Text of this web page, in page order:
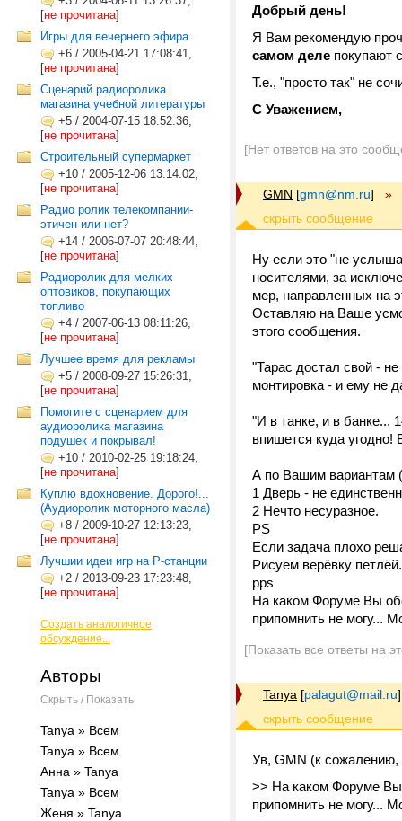
[не прочитана]
Игры для вечернего эфира
+6 / 2005-04-21 17:08:41,
[не прочитана]
Сценарий радиоролика
магазина учебной литературы
+5 / 2004-07-15 18:52:36,
[не прочитана]
Строительный супермаркет
+10 / 2005-12-06 13:14:02,
[не прочитана]
Радио ролик телекомпании-
этичен или нет?
+14 / 2006-07-07 20:48:44,
[не прочитана]
Радиоролик для мелких
оптовиков, покупающих
топливо
+4 / 2007-06-13 08:11:26,
[не прочитана]
Лучшее время для рекламы
+5 / 2008-09-27 15:26:31,
[не прочитана]
Помогите с сценарием для
аудиоролика магазина
подушек и покрывал!
+10 / 2010-02-25 19:18:24,
[не прочитана]
Куплю вдохновение. Дорого!...
(Аудиоролик моторного масла)
+8 / 2009-10-27 12:13:23,
[не прочитана]
Лучшии идеи игр на Р-станции
+2 / 2013-09-23 17:23:48,
[не прочитана]
Создать аналогичное
обсуждение...
Авторы
Скрыть / Показать
Tanya » Всем
Tanya » Всем
Анна » Tanya
Tanya » Всем
Женя » Tanya
Добрый день!
Я Вам рекомендую
самом деле покупают
Т.е., "просто так" не
С Уважением,
[Нет ответов на это
GMN [gmn@nm.ru] »
Ну если это "не
носителями, за
мер, направленных на
Оставляю на Ваше
этого сообщения.
"Тарас достал свой -
монтировка - и ему не
"И в танке, и в банке...
впишется куда
А по Вашим вариантам
1 Дверь - не
2 Нечто несуразное.
PS
Если задача плохо
Рисуем верёвку
pps
На каком Форуме Вы
припомнить не могу...
[Показать все ответы на
Tanya [palagut@mail.ru]
Ув, GMN (к
>> На каком Форуме
припомнить не могу...